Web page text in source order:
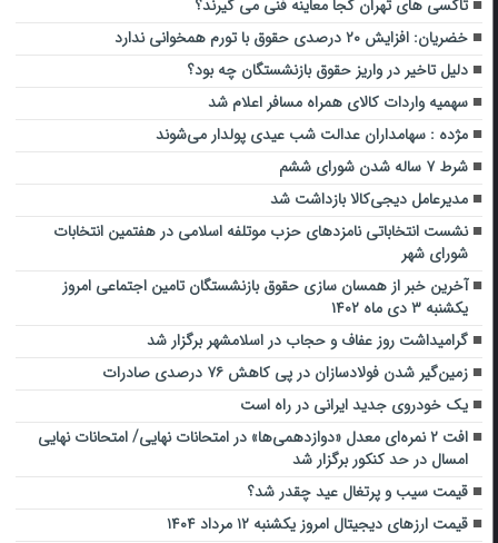
تاکسی های تهران کجا معاینه فنی می گیرند؟
خضریان: افزایش ۲۰ درصدی حقوق با تورم همخوانی ندارد
دلیل تاخیر در واریز حقوق بازنشستگان چه بود؟
سهمیه واردات کالای همراه مسافر اعلام شد
مژده : سهامداران عدالت شب عیدی پولدار می‌شوند
شرط ۷ ساله شدن شورای ششم
مدیرعامل دیجی‌کالا بازداشت شد
نشست انتخاباتی نامزدهای حزب موتلفه اسلامی در هفتمین انتخابات
شورای شهر
آخرین خبر از همسان سازی حقوق بازنشستگان تامین اجتماعی امروز
یکشنبه ۳ دی ماه ۱۴۰۲
گرامیداشت روز عفاف و حجاب در اسلامشهر برگزار شد
زمین‌گیر شدن فولادسازان در پی کاهش ۷۶ درصدی صادرات
یک خودروی جدید ایرانی در راه است
افت ۲ نمره‌ای معدل «دوازدهمی‌ها» در امتحانات نهایی/ امتحانات نهایی
امسال در حد کنکور برگزار شد
قیمت سیب و پرتغال عید چقدر شد؟
قیمت ارز‌های دیجیتال امروز یکشنبه ۱۲ مرداد ۱۴۰۴